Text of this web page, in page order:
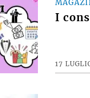
I
17